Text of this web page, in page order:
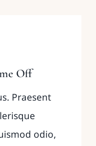
Off
Praesent
odio,